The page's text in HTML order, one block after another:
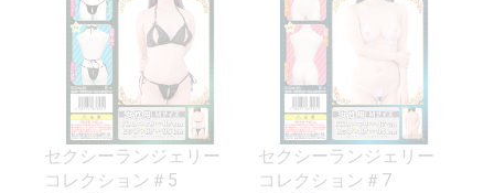
セクシーランジェリー
コレクション＃5
セクシーランジェリー
コレクション＃7